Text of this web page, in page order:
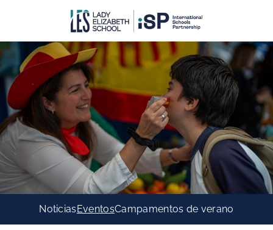
NoticiasEventosCampamentos de verano